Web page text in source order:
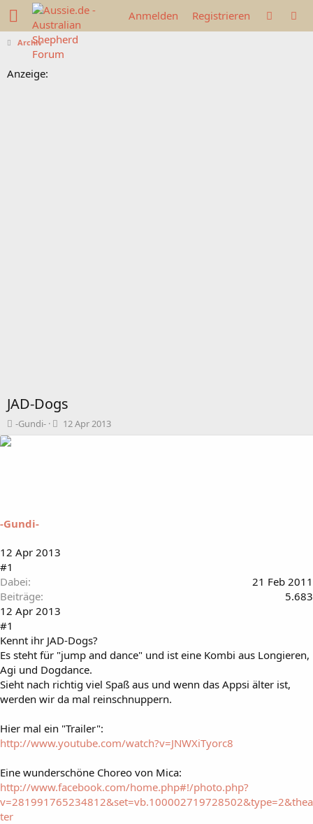
Anmelden Registrieren
Archiv
Anzeige:
JAD-Dogs
T
h
a
t
-Gundi-
B
e
12 Apr 2013
-Gundi-
12 Apr 2013
#1
Dabei
21 Feb 2011
Beiträge
5.683
12 Apr 2013
#1
Kennt ihr JAD-Dogs?
Es steht für "jump and dance" und ist eine Kombi aus Longieren,
Agi und Dogdance.
Sieht nach richtig viel Spaß aus und wenn das Appsi älter ist,
werden wir da mal reinschnuppern.
Hier mal ein "Trailer":
http://www.youtube.com/watch?v=JNWXiTyorc8
Eine wunderschöne Choreo von Mica:
http://www.facebook.com/home.php#!/photo.php?
v=281991765234812&set=vb.100002719728502&type=2&thea
ter